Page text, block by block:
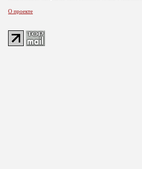
О проекте